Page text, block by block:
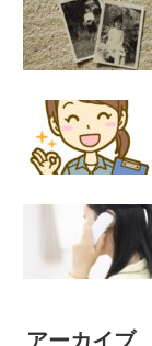
アーカイブ